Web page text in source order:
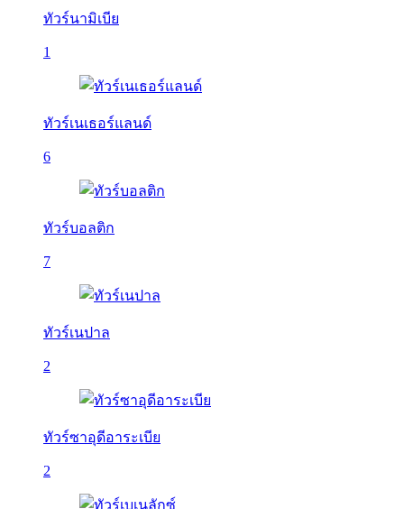
ทัวร์นามิเบีย
1
ทัวร์เนเธอร์แลนด์
6
ทัวร์บอลติก
7
ทัวร์เนปาล
2
ทัวร์ซาอุดีอาระเบีย
2